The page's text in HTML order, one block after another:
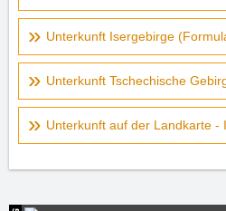
Unterkunft Isergebirge
Unterkunft Tschechische
Unterkunft auf der Landkarte -